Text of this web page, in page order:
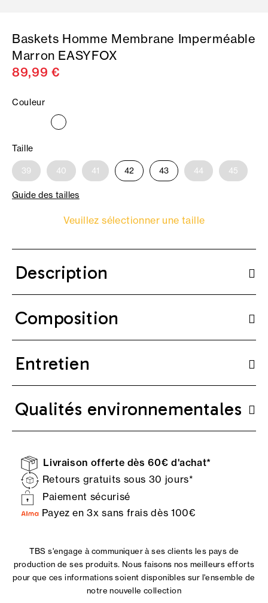
Baskets Homme Membrane Imperméable
Marron EASYFOX
89,99 €
Couleur
Taille
39 40 41 42 43 44 45
Guide des tailles
Veuillez sélectionner une taille
Description
Composition
Entretien
Qualités environnementales
Livraison offerte dès 60€ d'achat*
Retours gratuits sous 30 jours*
Paiement sécurisé
Payez en 3x sans frais dès 100€
TBS s'engage à communiquer à ses clients les pays de
production de ses produits. Nous faisons nos meilleurs efforts
pour que ces informations soient disponibles sur l'ensemble de
notre nouvelle collection